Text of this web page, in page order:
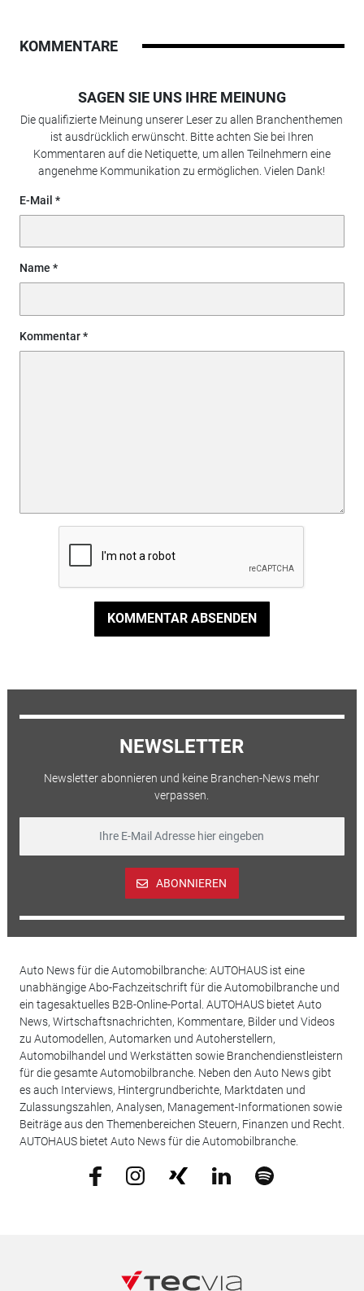
KOMMENTARE
SAGEN SIE UNS IHRE MEINUNG
Die qualifizierte Meinung unserer Leser zu allen Branchenthemen
ist ausdrücklich erwünscht. Bitte achten Sie bei Ihren
Kommentaren auf die Netiquette, um allen Teilnehmern eine
angenehme Kommunikation zu ermöglichen. Vielen Dank!
E-Mail
Name
Kommentar
KOMMENTAR ABSENDEN
NEWSLETTER
Newsletter abonnieren und keine Branchen-News mehr
verpassen.
ABONNIEREN
Auto News für die Automobilbranche: AUTOHAUS ist eine
unabhängige Abo-Fachzeitschrift für die Automobilbranche und
ein tagesaktuelles B2B-Online-Portal. AUTOHAUS bietet Auto
News, Wirtschaftsnachrichten, Kommentare, Bilder und Videos
zu Automodellen, Automarken und Autoherstellern,
Automobilhandel und Werkstätten sowie Branchendienstleistern
für die gesamte Automobilbranche. Neben den Auto News gibt
es auch Interviews, Hintergrundberichte, Marktdaten und
Zulassungszahlen, Analysen, Management-Informationen sowie
Beiträge aus den Themenbereichen Steuern, Finanzen und Recht.
AUTOHAUS bietet Auto News für die Automobilbranche.